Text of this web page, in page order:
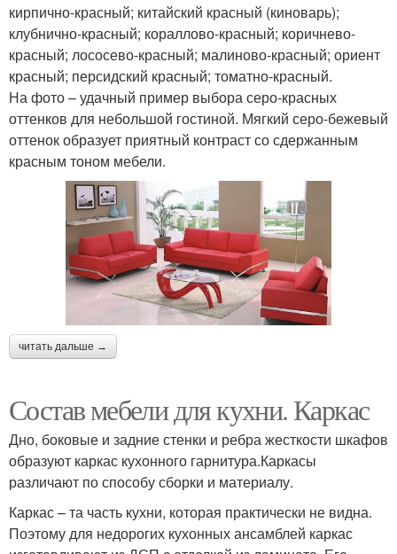
кирпично-красный; китайский красный (киноварь);
клубнично-красный; кораллово-красный; коричнево-
красный; лососево-красный; малиново-красный; ориент
красный; персидский красный; томатно-красный.
На фото – удачный пример выбора серо-красных
оттенков для небольшой гостиной. Мягкий серо-бежевый
оттенок образует приятный контраст со сдержанным
красным тоном мебели.
читать дальше →
Состав мебели для кухни. Каркас
Дно, боковые и задние стенки и ребра жесткости шкафов
образуют каркас кухонного гарнитура.Каркасы
различают по способу сборки и материалу.
Каркас – та часть кухни, которая практически не видна.
Поэтому для недорогих кухонных ансамблей каркас